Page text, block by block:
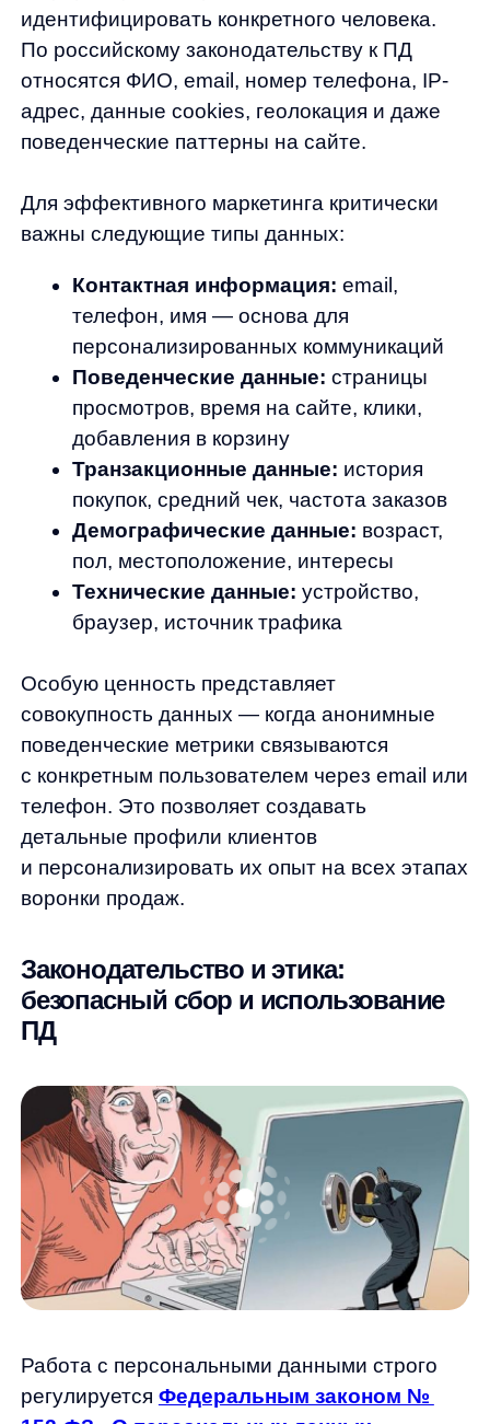
Поведенческие данные:страницы
просмотров, время на сайте, клики,
добавления в корзину
Транзакционные данные:история
покупок, средний чек, частота заказов
Демографические данные: возраст,
Технические данные:устройство,
Особую ценность представляет
совокупность данных — когда анонимные
поведенческие метрики связываются
с конкретным пользователем через email или
телефон. Это позволяет создавать
детальные профили клиентов
и персонализировать их опыт на всех этапах
воронки продаж.
Законодательство и этика:
безопасный сбор и использование
Работа с персональными данными строго
регулируетсяФедеральным законом №
152-ФЗ «О персональных данных»
GDPR. Как только ваш сайт начинает
собирать любую информацию
о посетителях, вы автоматически
становитесь оператором ПД со всеми
Ключевые требования закона:
Получение согласия: пользователь
должен явно согласиться на обработку
своих данных
Прозрачность:четкое объяснение,
какие данные собираются и для чего
используются
Безопасность:защита данных
доступа
Право на удаление:возможность
пользователя отозвать согласие